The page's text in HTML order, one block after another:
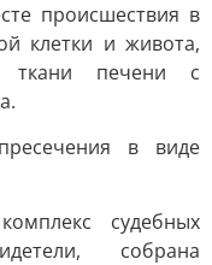
происшествия в
клетки и живота,
ткани печени с
в виде
судебных
собрана